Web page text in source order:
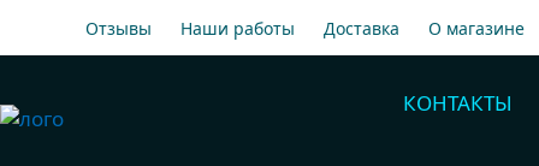
Отзывы Наши работы Доставка О магазине
КОНТАКТЫ
A1 +375 29 198-70-77